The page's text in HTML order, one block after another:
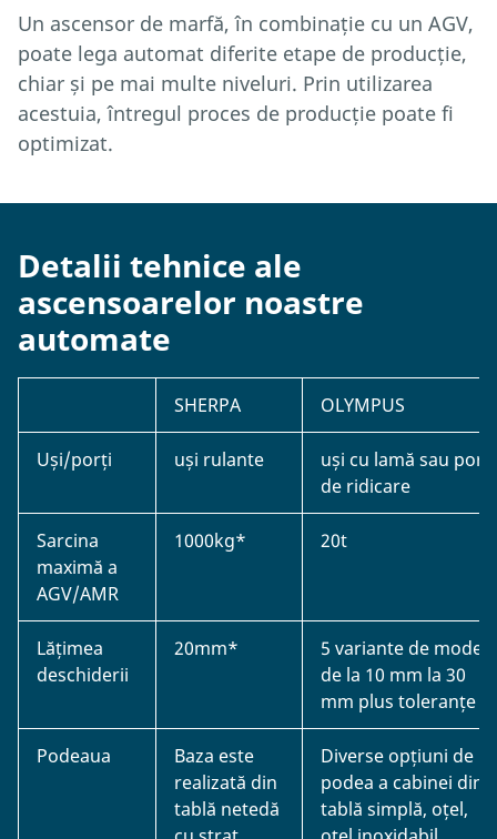
Un ascensor de marfă, în combinație cu un AGV,
poate lega automat diferite etape de producție,
chiar și pe mai multe niveluri. Prin utilizarea
acestuia, întregul proces de producție poate fi
optimizat.
de depozitare în mod complet automat prin
utilizarea unui ascensor automat de marfă în
combinație cu un AGV. Integrarea simplă și
rapidă sporește flexibilitatea, permițând
funcționarea automată, mixtă sau, opțional,
Detalii tehnice ale
ascensoarelor noastre
automate
SHERPA OLYMPUS
Uși/porți uși rulante
uși cu lamă sau porți
de ridicare
Sarcina
maximă a
AGV/AMR
1000kg* 20t
Lățimea
deschiderii
20mm*
5 variante de modele
de la 10 mm la 30
mm plus toleranțe
Podeaua
Baza este
realizată din
tablă netedă
Diverse opțiuni de
podea a cabinei din
tablă simplă, oțel,